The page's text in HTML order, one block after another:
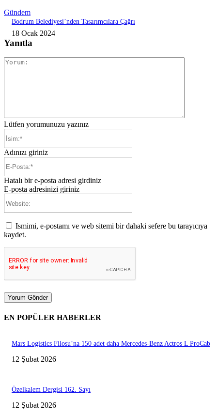
Gündem
Bodrum Belediyesi’nden Tasarımcılara Çağrı
18 Ocak 2024
Yanıtla
Lütfen yorumunuzu yazınız
Adınızı giriniz
Hatalı bir e-posta adresi girdiniz
E-posta adresinizi giriniz
Ismimi, e-postamı ve web sitemi bir dahaki sefere bu tarayıcıya
kaydet.
EN POPÜLER HABERLER
Mars Logistics Filosu’na 150 adet daha Mercedes-Benz Actros L ProCab
12 Şubat 2026
Özelkalem Dergisi 162. Sayı
12 Şubat 2026